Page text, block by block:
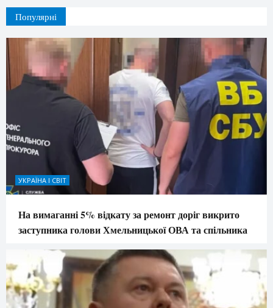
Популярні
УКРАЇНА І СВІТ
На вимаганні 5% відкату за ремонт доріг викрито
заступника голови Хмельницької ОВА та спільника